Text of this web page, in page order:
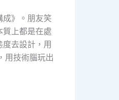
》。朋友笑
上都是在處
去設計，用
用技術腦玩出